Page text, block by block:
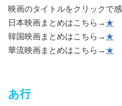
映画のタイトルをクリックで
日本映画まとめはこちら→ ★
韓国映画まとめはこちら→ ★
華流映画まとめはこちら→ ★
あ行